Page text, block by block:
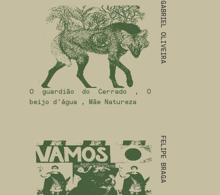
GABRIEL OLIVEIRA
O guardião do Cerrado , O
beijo d'água , Mãe Natureza
FELIPE BRAGA